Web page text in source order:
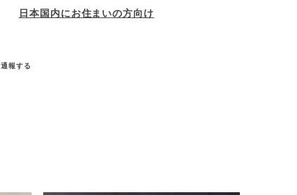
日本国内にお住まいの方向け
通報する